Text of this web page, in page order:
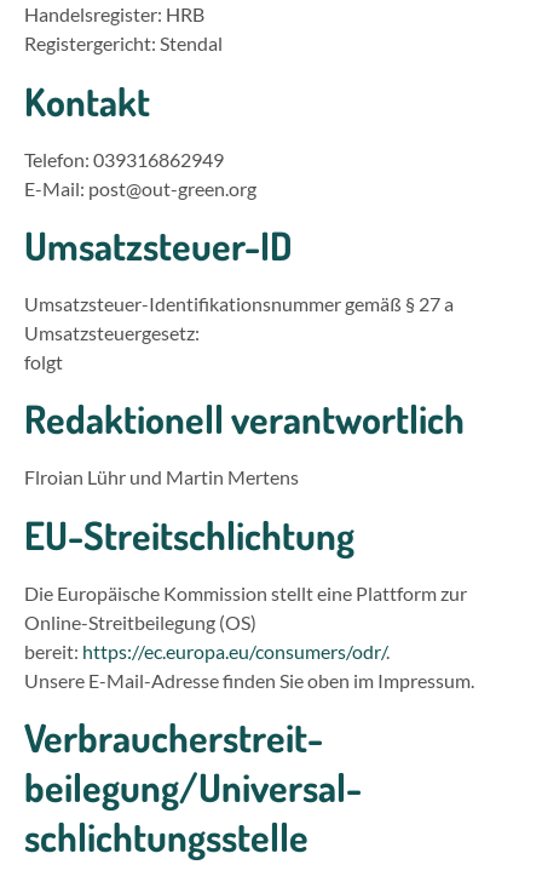
Handelsregister: HRB
Registergericht: Stendal
Kontakt
Telefon: 039316862949
E-Mail: post@out-green.org
Umsatzsteuer-ID
Umsatzsteuer-Identifikationsnummer gemäß § 27 a
Umsatzsteuergesetz:
folgt
Redaktionell verantwortlich
Flroian Lühr und Martin Mertens
EU-Streitschlichtung
Die Europäische Kommission stellt eine Plattform zur
Online-Streitbeilegung (OS)
bereit: https://ec.europa.eu/consumers/odr/.
Unsere E-Mail-Adresse finden Sie oben im Impressum.
Verbraucher­streit­
beilegung/Universal­
schlichtungs­stelle